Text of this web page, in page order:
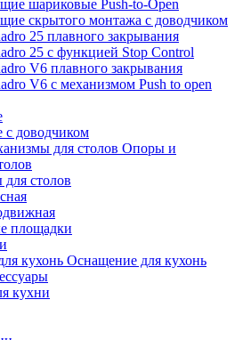
шариковые Push-to-Open
скрытого монтажа с доводчиком
25 плавного закрывания
25 с функцией Stop Control
V6 плавного закрывания
V6 с механизмом Push to open
доводчиком
Опоры и
столов
площадки
Оснащение для кухонь
кухни